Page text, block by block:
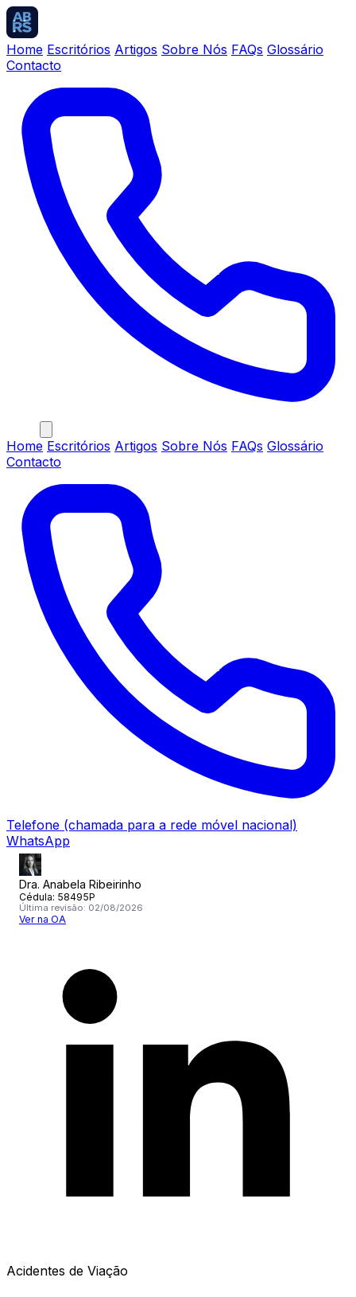
Home Escritórios Artigos Sobre Nós FAQs Glossário
Contacto
Home Escritórios Artigos Sobre Nós FAQs Glossário
Contacto
Telefone (chamada para a rede móvel nacional)
WhatsApp
Dra. Anabela Ribeirinho
Cédula: 58495P
Última revisão: 02/08/2026
Ver na OA
Acidentes de Viação